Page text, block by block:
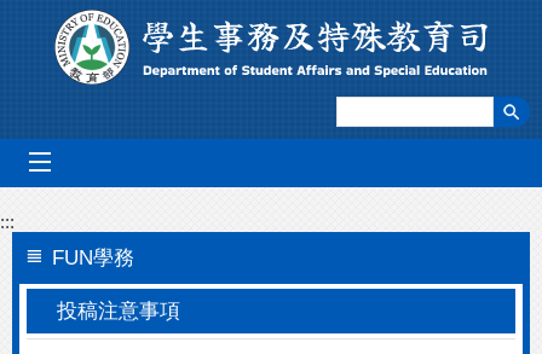
跳到主要內容區塊
:::
FUN學務
投稿注意事項